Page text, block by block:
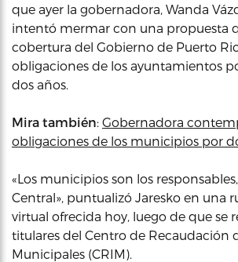
que ayer la gobernadora, Wanda
intentó mermar con una propuesta
cobertura del Gobierno de Puerto
obligaciones de los ayuntamientos
dos años.
Mira también: Gobernadora
obligaciones de los municipios por
«Los municipios son los
Central», puntualizó Jaresko en una
virtual ofrecida hoy, luego de que se
titulares del Centro de Recaudación
Municipales (CRIM).